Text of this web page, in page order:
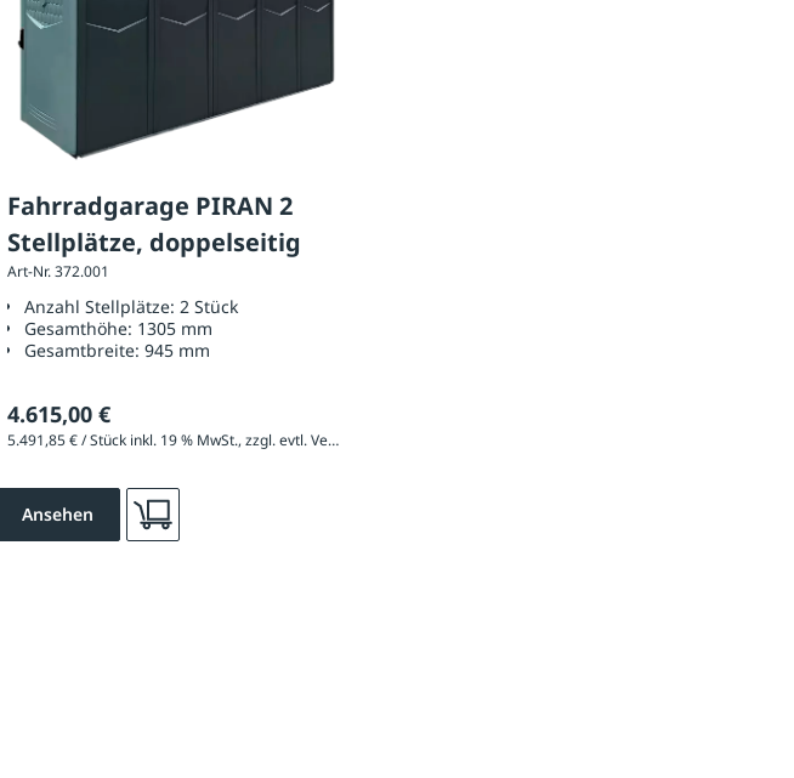
Fahrradgarage PIRAN 2
Stellplätze, doppelseitig
Art-Nr. 372.001
Anzahl Stellplätze:2 Stück
Gesamthöhe: 1305 mm
Gesamtbreite:945 mm
4.615,00 €
5.491,85 € / Stück inkl. 19 % MwSt., zzgl. evtl. Versandkosten
Ansehen